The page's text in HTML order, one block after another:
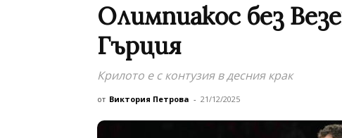
Олимпиакос без
Гърция
Крилото е с контузия в десния крак
от Виктория Петрова - 21/12/2025